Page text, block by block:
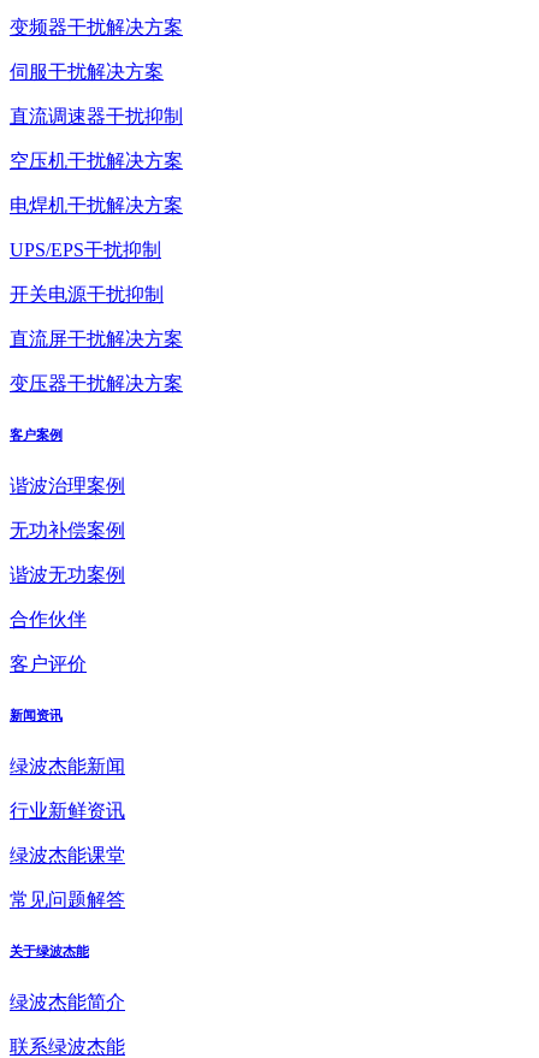
变频器干扰解决方案
伺服干扰解决方案
直流调速器干扰抑制
空压机干扰解决方案
电焊机干扰解决方案
UPS/EPS干扰抑制
开关电源干扰抑制
直流屏干扰解决方案
变压器干扰解决方案
客户案例
谐波治理案例
无功补偿案例
谐波无功案例
合作伙伴
客户评价
新闻资讯
绿波杰能新闻
行业新鲜资讯
绿波杰能课堂
常见问题解答
关于绿波杰能
绿波杰能简介
联系绿波杰能